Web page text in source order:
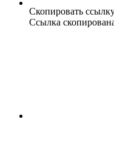
Скопировать
Ссылка